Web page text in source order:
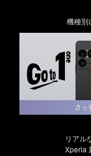
機種別
リアル
Xperia